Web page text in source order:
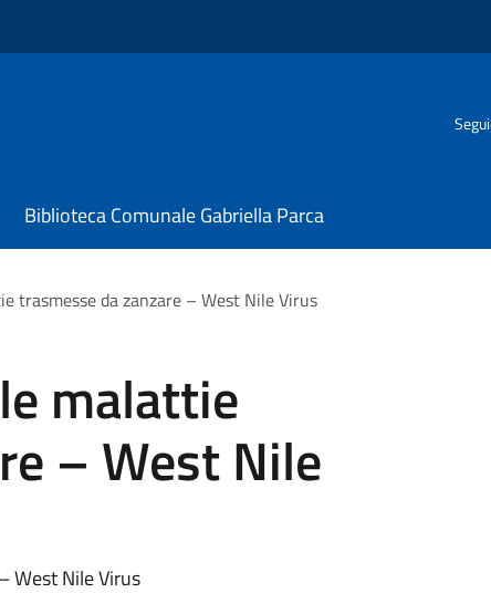
Biblioteca Comunale Gabriella Parca
trasmesse da zanzare – West Nile Virus
malattie
– West Nile
West Nile Virus